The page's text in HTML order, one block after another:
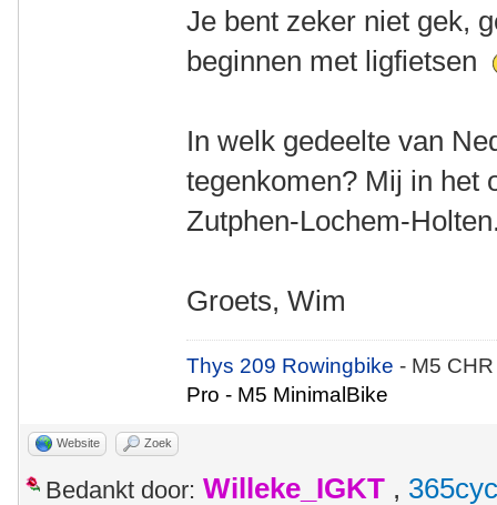
Je bent zeker niet gek,
beginnen met ligfietsen
In welk gedeelte van
tegenkomen? Mij in het
Zutphen-Lochem-
Groets, Wim
Thys 209 Rowingbike- M5
Pro - M5 MinimalBike
Website Zoek
Bedankt door: Willeke_IGKT ,